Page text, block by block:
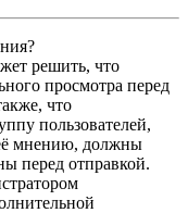
решить, что
просмотра перед
что
пользователей,
мнению, должны
перед отправкой.